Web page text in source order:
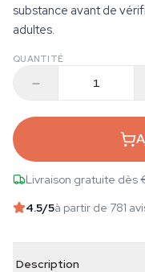
substance avant de
adultes.
QUANTITÉ
Livraison gratuite dès
4.5/5à partir de 781
Description